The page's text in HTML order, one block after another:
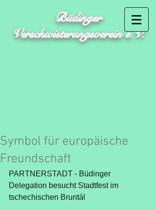
Büdinger
Verschwisterungsverein e.V.
Symbol für europäische
Freundschaft
PARTNERSTADT - Büdinger
Delegation besucht Stadtfest im
tschechischen Bruntál